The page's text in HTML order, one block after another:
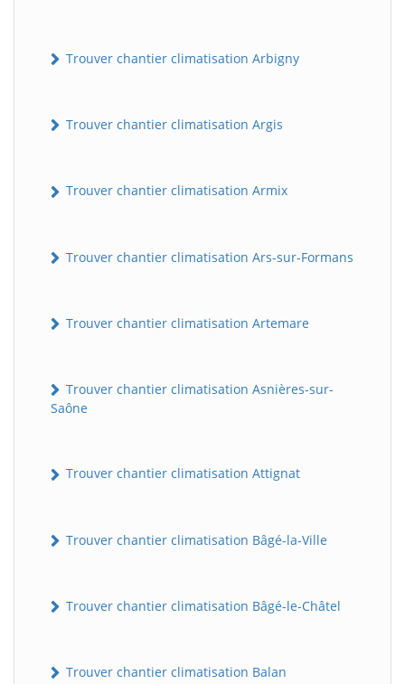
Trouver chantier climatisation Arbigny
Trouver chantier climatisation Argis
Trouver chantier climatisation Armix
Trouver chantier climatisation Ars-sur-Formans
Trouver chantier climatisation Artemare
Trouver chantier climatisation Asnières-sur-
Saône
Trouver chantier climatisation Attignat
Trouver chantier climatisation Bâgé-la-Ville
Trouver chantier climatisation Bâgé-le-Châtel
Trouver chantier climatisation Balan